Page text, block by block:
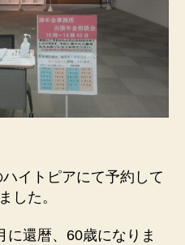
イトピアにて予約して
した。
に還暦、60歳になりま